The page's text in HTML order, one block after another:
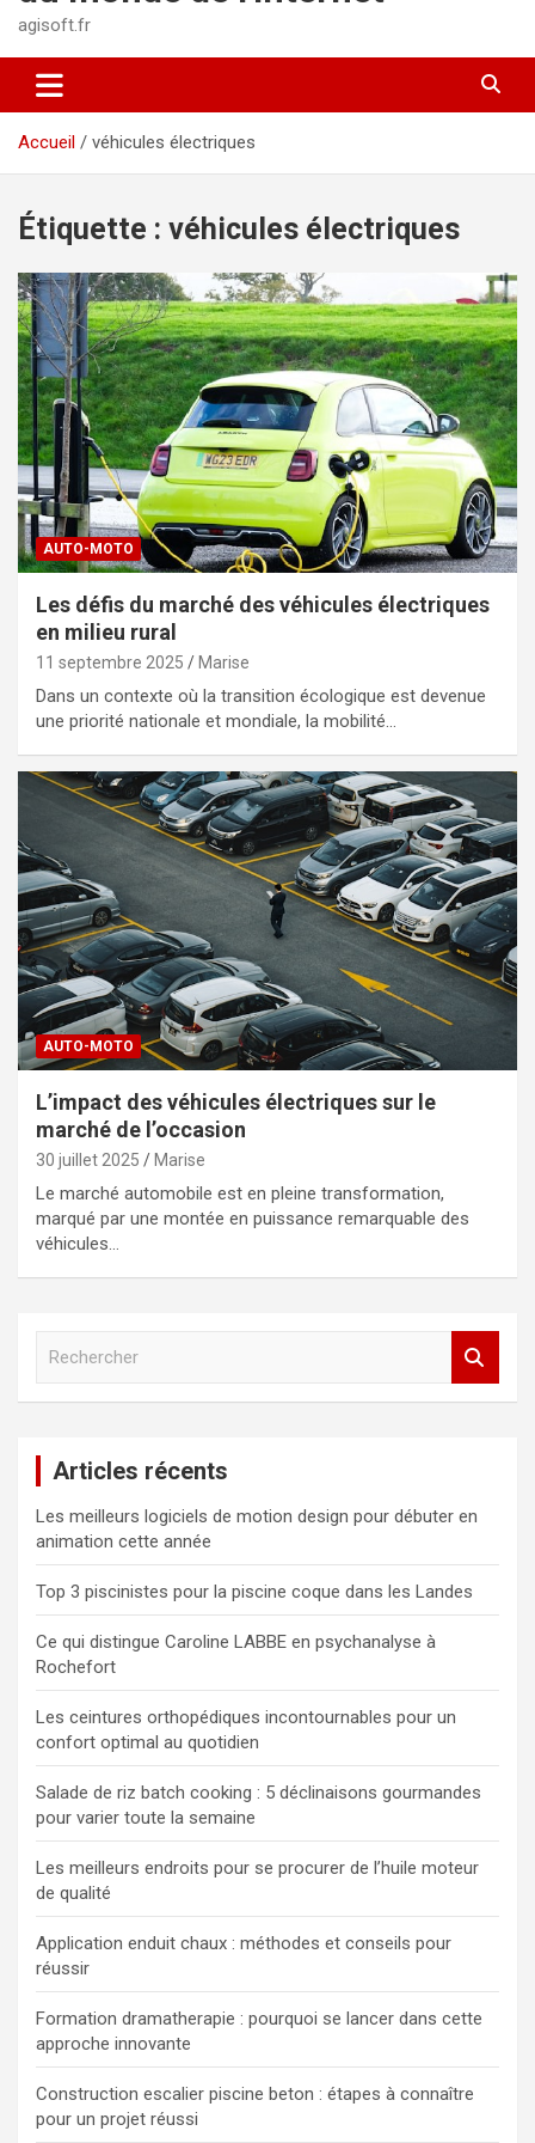
agisoft.fr
Accueil véhicules électriques
Étiquette : véhicules électriques
AUTO-MOTO
Les défis du marché des véhicules électriques
en milieu rural
11 septembre 2025 Marise
Dans un contexte où la transition écologique est devenue
une priorité nationale et mondiale, la mobilité…
AUTO-MOTO
L’impact des véhicules électriques sur le
marché de l’occasion
30 juillet 2025 Marise
Le marché automobile est en pleine transformation,
marqué par une montée en puissance remarquable des
véhicules…
h
e
r
Articles récents
Les meilleurs logiciels de motion design pour débuter en
animation cette année
Top 3 piscinistes pour la piscine coque dans les Landes
Ce qui distingue Caroline LABBE en psychanalyse à
Rochefort
Les ceintures orthopédiques incontournables pour un
confort optimal au quotidien
Salade de riz batch cooking : 5 déclinaisons gourmandes
pour varier toute la semaine
Les meilleurs endroits pour se procurer de l’huile moteur
de qualité
Application enduit chaux : méthodes et conseils pour
réussir
Formation dramatherapie : pourquoi se lancer dans cette
approche innovante
Construction escalier piscine beton : étapes à connaître
pour un projet réussi